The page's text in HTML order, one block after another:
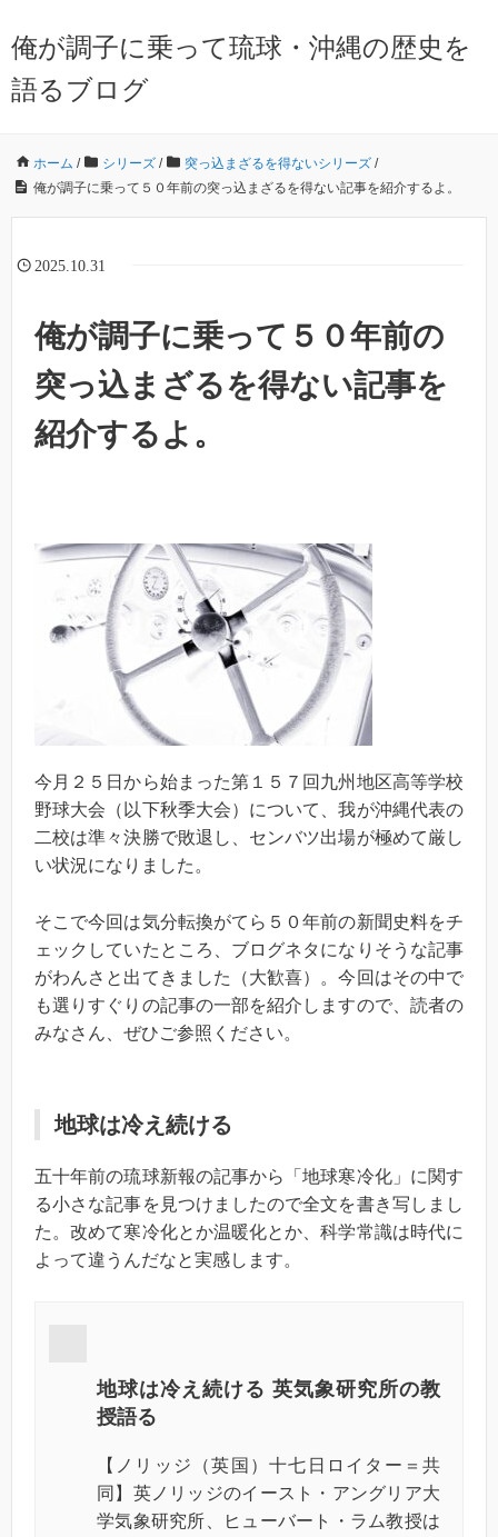
俺が調子に乗って琉球・沖縄の歴史を
語るブログ
ホーム / シリーズ / 突っ込まざるを得ないシリーズ /
俺が調子に乗って５０年前の突っ込まざるを得ない記事を紹介するよ。
2025.10.31
俺が調子に乗って５０年前の
突っ込まざるを得ない記事を
紹介するよ。
今月２５日から始まった第１５７回九州地区高等学校
野球大会（以下秋季大会）について、我が沖縄代表の
二校は準々決勝で敗退し、センバツ出場が極めて厳し
い状況になりました。
そこで今回は気分転換がてら５０年前の新聞史料をチ
ェックしていたところ、ブログネタになりそうな記事
がわんさと出てきました（大歓喜）。今回はその中で
も選りすぐりの記事の一部を紹介しますので、読者の
みなさん、ぜひご参照ください。
地球は冷え続ける
五十年前の琉球新報の記事から「地球寒冷化」に関す
る小さな記事を見つけましたので全文を書き写しまし
た。改めて寒冷化とか温暖化とか、科学常識は時代に
よって違うんだなと実感します。
地球は冷え続ける 英気象研究所の教
授語る
【ノリッジ（英国）十七日ロイター＝共
同】英ノリッジのイースト・アングリア大
学気象研究所、ヒューバート・ラム教授は